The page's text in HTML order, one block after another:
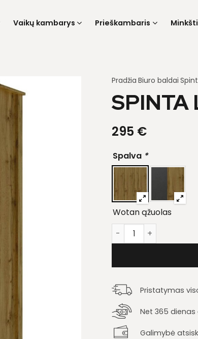
Vaikų kambarys Prieškambaris
Pradžia Biuro baldai
SPINTA
295 €
Spalva *
Wotan ąžuolas
produkto kiekis: Spinta
Pristatymas
Net 365
Galimybė